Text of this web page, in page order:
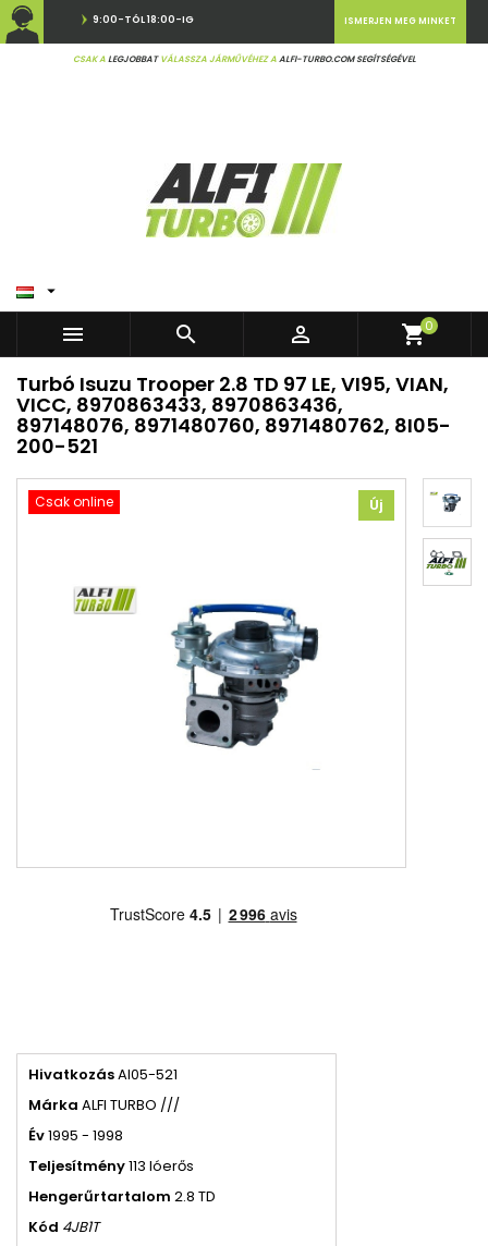
9:00-TÓL 18:00-IG
CSAK ALEGJOBBATVÁLASSZA JÁRMŰVÉHEZ AALFI-TURBO.COM SEGÍTSÉGÉVEL
ISMERJEN MEG MINKET

   shopping_cart0
Turbó Isuzu Trooper 2.8 TD 97 LE, VI95, VIAN,
VICC, 8970863433, 8970863436,
897148076, 8971480760, 8971480762, 8I05-
200-521
Csak online Új
HivatkozásAI05-521
Márka ALFI TURBO ///
Év1995 - 1998
Teljesítmény113 lóerős
Hengerűrtartalom 2.8 TD
Kód 4JB1T